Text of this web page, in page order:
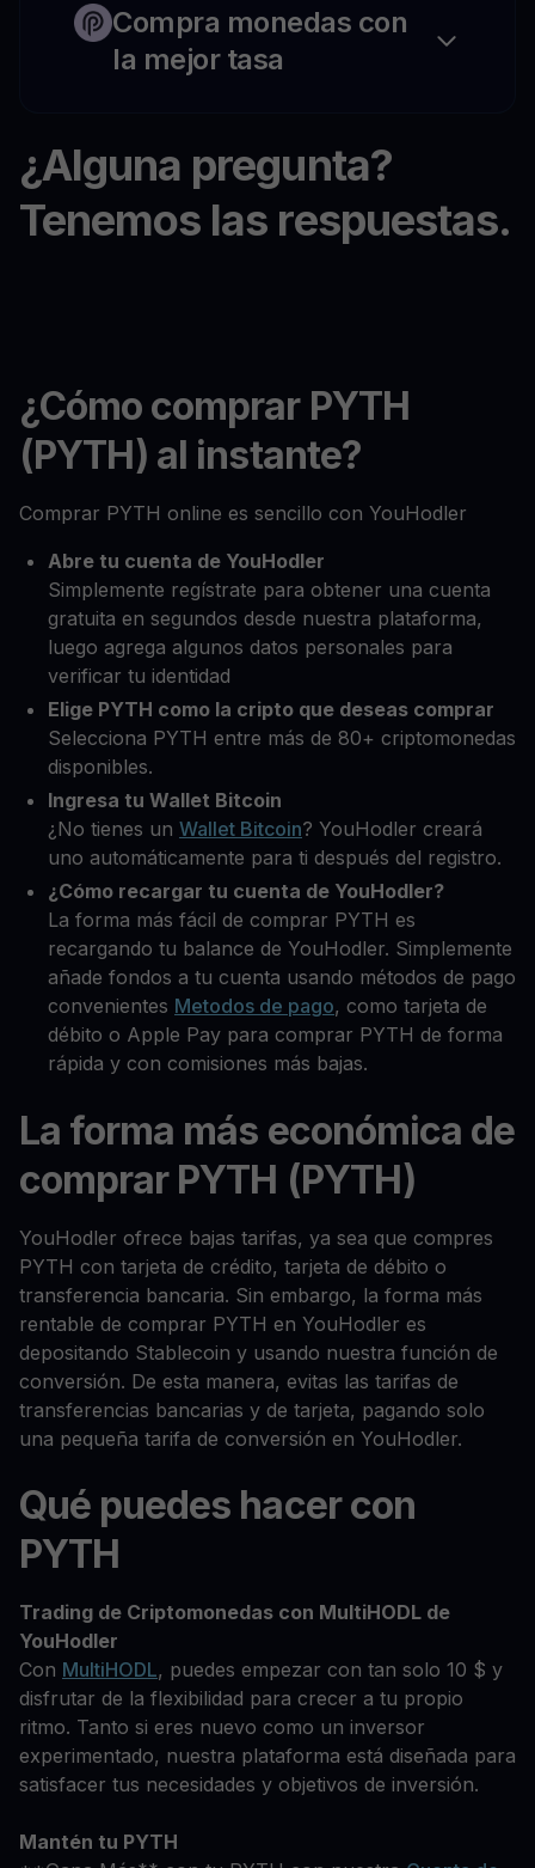
Compra monedas con
la mejor tasa
¿Alguna pregunta?
Tenemos las respuestas.
¿Cómo comprar PYTH
(PYTH) al instante?
Comprar PYTH online es sencillo con YouHodler
Abre tu cuenta de YouHodler
Simplemente regístrate para obtener una cuenta
gratuita en segundos desde nuestra plataforma,
luego agrega algunos datos personales para
verificar tu identidad
Elige PYTH como la cripto que deseas comprar
Selecciona PYTH entre más de 80+ criptomonedas
disponibles.
Ingresa tu Wallet Bitcoin
¿No tienes un Wallet Bitcoin? YouHodler creará
uno automáticamente para ti después del registro.
¿Cómo recargar tu cuenta de YouHodler?
La forma más fácil de comprar PYTH es
recargando tu balance de YouHodler. Simplemente
añade fondos a tu cuenta usando métodos de pago
convenientes Metodos de pago, como tarjeta de
débito o Apple Pay para comprar PYTH de forma
rápida y con comisiones más bajas.
La forma más económica de
comprar PYTH (PYTH)
YouHodler ofrece bajas tarifas, ya sea que compres
PYTH con tarjeta de crédito, tarjeta de débito o
transferencia bancaria. Sin embargo, la forma más
rentable de comprar PYTH en YouHodler es
depositando Stablecoin y usando nuestra función de
conversión. De esta manera, evitas las tarifas de
transferencias bancarias y de tarjeta, pagando solo
una pequeña tarifa de conversión en YouHodler.
Qué puedes hacer con
PYTH
Trading de Criptomonedas con MultiHODL de
YouHodler
Con MultiHODL, puedes empezar con tan solo 10 $ y
disfrutar de la flexibilidad para crecer a tu propio
ritmo. Tanto si eres nuevo como un inversor
experimentado, nuestra plataforma está diseñada para
satisfacer tus necesidades y objetivos de inversión.
Mantén tu PYTH